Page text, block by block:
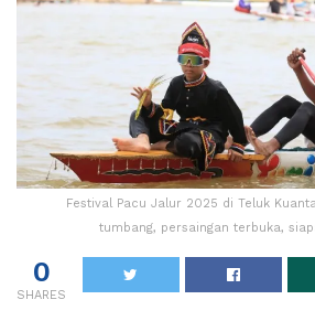
Festival Pacu Jalur 2025 di Teluk
tumbang, persaingan terbuka,
0
SHARES